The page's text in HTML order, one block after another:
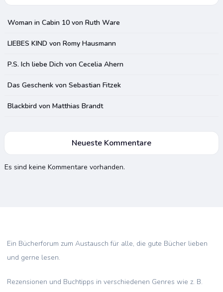
Woman in Cabin 10 von Ruth Ware
LIEBES KIND von Romy Hausmann
P.S. Ich liebe Dich von Cecelia Ahern
Das Geschenk von Sebastian Fitzek
Blackbird von Matthias Brandt
Neueste Kommentare
Es sind keine Kommentare vorhanden.
Ein Bücherforum zum Austausch für alle, die gute Bücher lieben
und gerne lesen.
Rezensionen und Buchtipps in verschiedenen Genres wie z. B.